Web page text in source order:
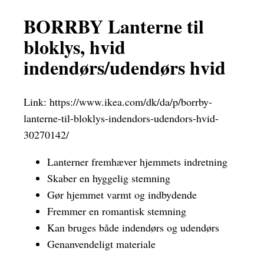
BORRBY Lanterne til
bloklys, hvid
indendørs/udendørs hvid
Link: https://www.ikea.com/dk/da/p/borrby-
lanterne-til-bloklys-indendors-udendors-hvid-
30270142/
Lanterner fremhæver hjemmets indretning
Skaber en hyggelig stemning
Gør hjemmet varmt og indbydende
Fremmer en romantisk stemning
Kan bruges både indendørs og udendørs
Genanvendeligt materiale